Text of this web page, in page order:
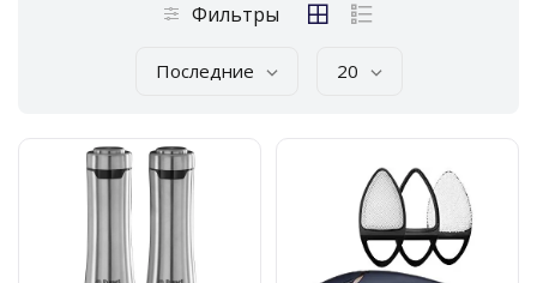
Фильтры
Последние 20